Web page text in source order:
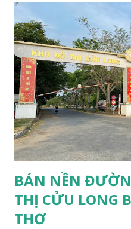
BÁN NỀN
THỊ CỬU LONG
THƠ